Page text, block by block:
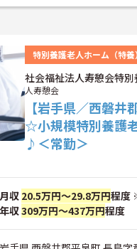
特別養護老人ホーム（特養）
社会福祉法人寿憩会特
人寿憩会
【岩手県／西磐
☆小規模特別養護
♪＜常勤＞
月収 20.5万円～29.8万円程度
年収309万円～437万円程度